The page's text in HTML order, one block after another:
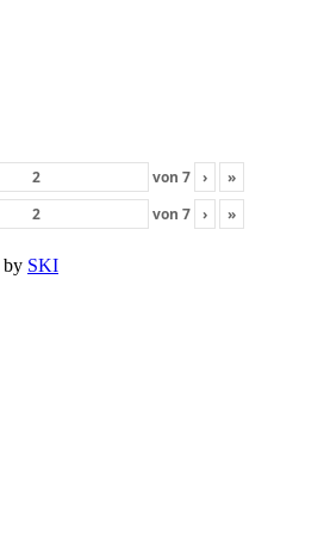
von 7 ›
»
von 7 ›
»
by SKI